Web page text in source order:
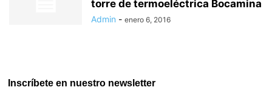
torre de termoeléctrica Bocamina
Admin - enero 6, 2016
Inscríbete en nuestro newsletter